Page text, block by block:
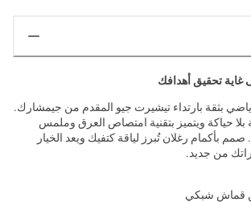
غاية تحقيق أهدافك
بثقة بارتداء تيشيرت جيو المقدم من جيمشارك.
حياكة ويتميز بتقنية امتصاص العرق وملمس
بأكمام رغلان تُبرز لياقة كتفيك ويعد الخيار
من جديد.
قماش شبكي